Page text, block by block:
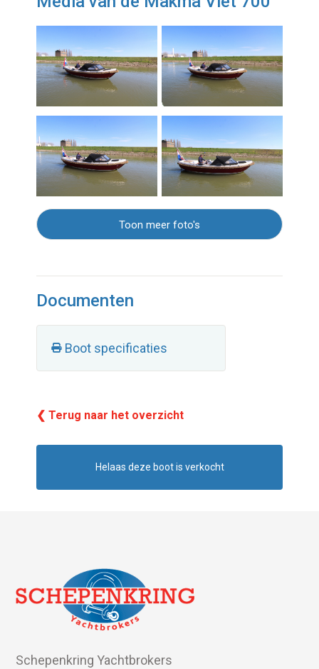
Toon meer foto's
Documenten
Boot specificaties
❮ Terug naar het overzicht
Helaas deze boot is verkocht
Schepenkring Yachtbrokers